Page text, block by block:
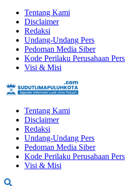
Tentang Kami
Disclaimer
Redaksi
Undang-Undang Pers
Pedoman Media Siber
Kode Perilaku Perusahaan Pers
Visi & Misi
Tentang Kami
Disclaimer
Redaksi
Undang-Undang Pers
Pedoman Media Siber
Kode Perilaku Perusahaan Pers
Visi & Misi